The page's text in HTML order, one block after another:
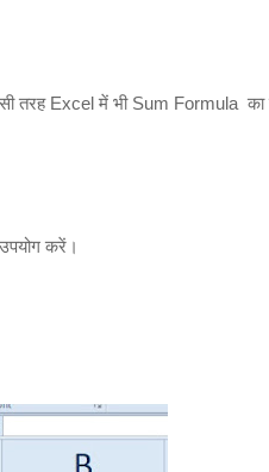
तरह Excel में भी Sum Formula का
करें।